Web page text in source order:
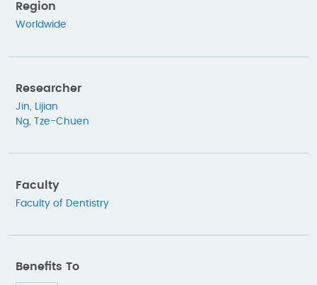
Region
Worldwide
Researcher
Jin, Lijian
Ng, Tze-Chuen
Faculty
Faculty of Dentistry
Benefits To